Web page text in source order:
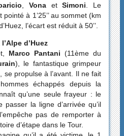
VonaetSimoni . Le
à 1’25’’ au sommet (km
l’écart est réduit à 50’’.
d’Huez
Marco Pantani (11ème du
), le fantastique grimpeur
se propulse à l’avant. Il ne fait
échappés depuis la
qu’une seule frayeur : le
la ligne d’arrivée qu’il
pas de remporter à
d’étape dans le Tour.